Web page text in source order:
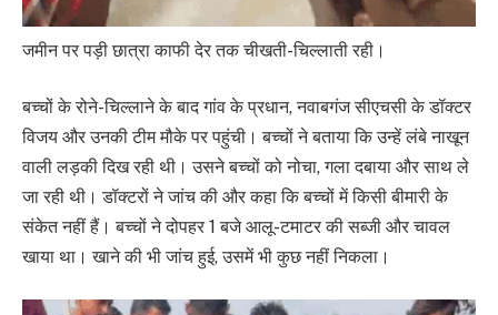
जमीन पर पड़ी छात्रा काफी देर तक चीखती-चिल्लाती रही।
बच्चों के रोने-चिल्लाने के बाद गांव के प्रधान, नवाबगंज सीएचसी के डॉक्टर
विजय और उनकी टीम मौके पर पहुंची। बच्चों ने बताया कि उन्हें लंबे नाखून
वाली लड़की दिख रही थी। उसने बच्चों को नोचा, गला दबाया और साथ ले
जा रही थी। डॉक्टरों ने जांच की और कहा कि बच्चों में किसी बीमारी के
संकेत नहीं हैं। बच्चों ने दोपहर 1 बजे आलू-टमाटर की सब्जी और चावल
खाया था। खाने की भी जांच हुई, उसमें भी कुछ नहीं निकला।